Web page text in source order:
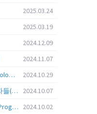
2025.03.24
2025.03.19
2024.12.09
2024.11.07
Call for Applications: 2024 Korea Technology Advisory Group (K-TAG)
2024.10.29
[KIRD] 해외 학위/포닥 후 귀국한 연구자들(학교, 출연(연), 기업)의 경력개발 경험 공유 줌 세미나 안내
2024.10.07
Brain Pool (BP) & Brain Pool Plus (BP+) Programs
2024.10.02